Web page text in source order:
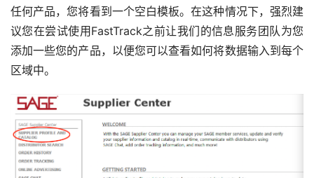
任何产品，您将看到一个空白模板。在这种情况下，强烈建
议您在尝试使用FastTrack之前让我们的信息服务团队为您
添加一些您的产品，以便您可以查看如何将数据输入到每个
区域中。